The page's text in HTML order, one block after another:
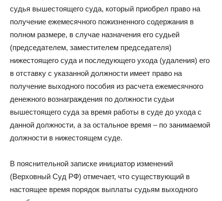
судья вышестоящего суда, который приобрел право на
получение ежемесячного пожизненного содержания в
полном размере, в случае назначения его судьей
(председателем, заместителем председателя)
нижестоящего суда и последующего ухода (удаления) его
в отставку с указанной должности имеет право на
получение выходного пособия из расчета ежемесячного
денежного вознаграждения по должности судьи
вышестоящего суда за время работы в суде до ухода с
данной должности, а за остальное время – по занимаемой
должности в нижестоящем суде.
В пояснительной записке инициатор изменений
(Верховный Суд РФ) отмечает, что существующий в
настоящее время порядок выплаты судьям выходного